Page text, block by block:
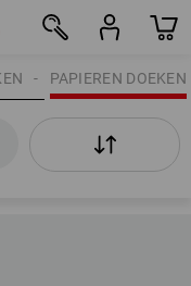
PAPIEREN DOEKEN